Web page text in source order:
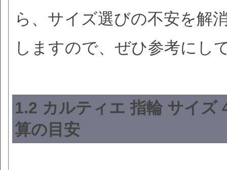
ら、サイズ選びの不安を解
しますので、ぜひ参考にし
1.2 カルティエ 指輪 サイズ
算の目安